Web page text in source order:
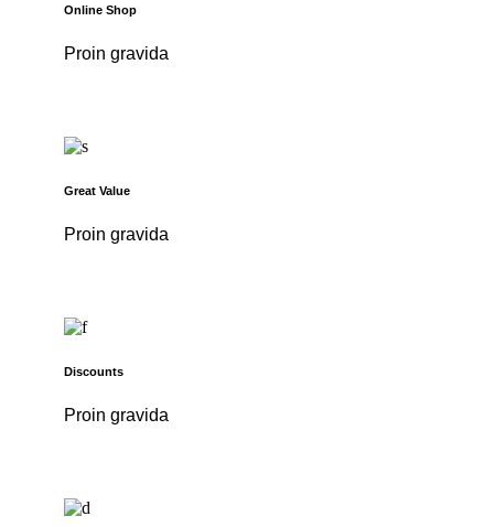
Online Shop
Proin gravida
Great Value
Proin gravida
Discounts
Proin gravida